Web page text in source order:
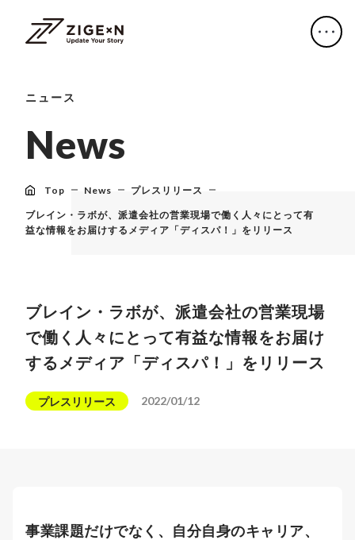
ニュース
News
Top News プレスリリース
ブレイン・ラボが、派遣会社の営業現場で働く人々にとって有
益な情報をお届けするメディア「ディスパ！」をリリース
ブレイン・ラボが、派遣会社の営業現場
で働く人々にとって有益な情報をお届け
するメディア「ディスパ！」をリリース
プレスリリース 2022/01/12
事業課題だけでなく、自分自身のキャリア、